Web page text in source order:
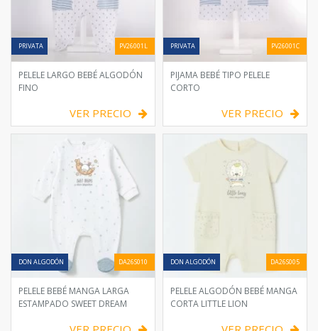
PRIVATA PV26001L
PELELE LARGO BEBÉ ALGODÓN
FINO
VER PRECIO
PRIVATA PV26001C
PIJAMA BEBÉ TIPO PELELE
CORTO
VER PRECIO
DON ALGODÓN DA26S010
PELELE BEBÉ MANGA LARGA
ESTAMPADO SWEET DREAM
DON ALGODÓN DA26S005
PELELE ALGODÓN BEBÉ MANGA
CORTA LITTLE LION